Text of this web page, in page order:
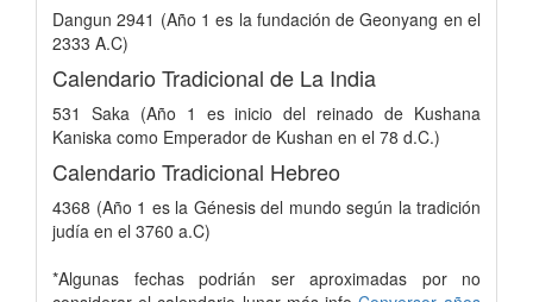
Dangun 2941 (Año 1 es la fundación de Geonyang en el
2333 A.C)
Calendario Tradicional de La India
531 Saka (Año 1 es inicio del reinado de Kushana
Kaniska como Emperador de Kushan en el 78 d.C.)
Calendario Tradicional Hebreo
4368 (Año 1 es la Génesis del mundo según la tradición
judía en el 3760 a.C)
*Algunas fechas podrián ser aproximadas por no